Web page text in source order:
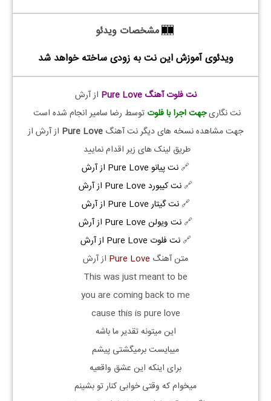
مشخصات ویدئو
ویدئوی آموزش این نت به زودی ساخته خواهد شد
نت فلوت آهنگ Pure Love
از آرش
نت نگاریجهت اجرا با فلوت توسط رضا سامیر انجام شده است
جهت مشاهده نسخه های دیگر نت آهنگ Pure Love از آرش از
طریق لینک های زیر اقدام نمایید
🔗 نت پیانو Pure Love از آرش
🔗 نت کیبورد Pure Love از آرش
🔗نت گیتار Pure Love از آرش
🔗 نت ویولن Pure Love از آرش
🔗نت فلوت Pure Love از آرش
متن آهنگ Pure Love از آرش
This was just meant to be
you are coming back to me
cause this is pure love
این میتونه تقدیر ما باشه
میبایست برمیگشتی پیشم
برای اینکه این عشق واقعیه
میخوام که وقتی خوابی کنار تو بشینم